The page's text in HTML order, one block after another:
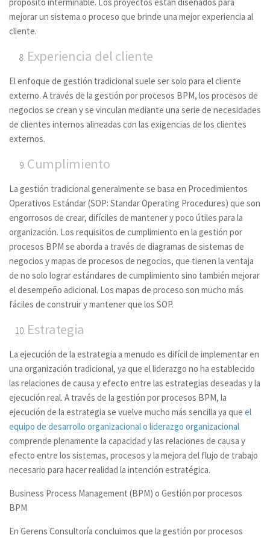
mejorar un sistema o proceso que brinde una mejor experiencia al
cliente.
Experiencia del cliente
El enfoque de gestión tradicional suele ser solo para el cliente
externo. A través de la gestión por procesos BPM, los procesos de
negocios se crean y se vinculan mediante una serie de necesidades
de clientes internos alineadas con las exigencias de los clientes
externos.
Cumplimiento
La gestión tradicional generalmente se basa en Procedimientos
Operativos Estándar (SOP: Standar Operating Procedures) que son
engorrosos de crear, difíciles de mantener y poco útiles para la
organización. Los requisitos de cumplimiento en la gestión por
procesos BPM se aborda a través de diagramas de sistemas de
negocios y mapas de procesos de negocios, que tienen la ventaja
de no solo lograr estándares de cumplimiento sino también mejorar
el desempeño adicional. Los mapas de proceso son mucho más
fáciles de construir y mantener que los SOP.
Estrategia
La ejecución de la estrategia a menudo es difícil de implementar en
una organización tradicional, ya que el liderazgo no ha establecido
las relaciones de causa y efecto entre las estrategias deseadas y la
ejecución real. A través de la gestión por procesos BPM, la
ejecución de la estrategia se vuelve mucho más sencilla ya que el
equipo de desarrollo organizacional o liderazgo organizacional
comprende plenamente la capacidad y las relaciones de causa y
efecto entre los sistemas, procesos y la mejora del flujo de trabajo
necesario para hacer realidad la intención estratégica.
Business Process Management (BPM) o Gestión por procesos
BPM
En Gerens Consultoría concluimos que la gestión por procesos